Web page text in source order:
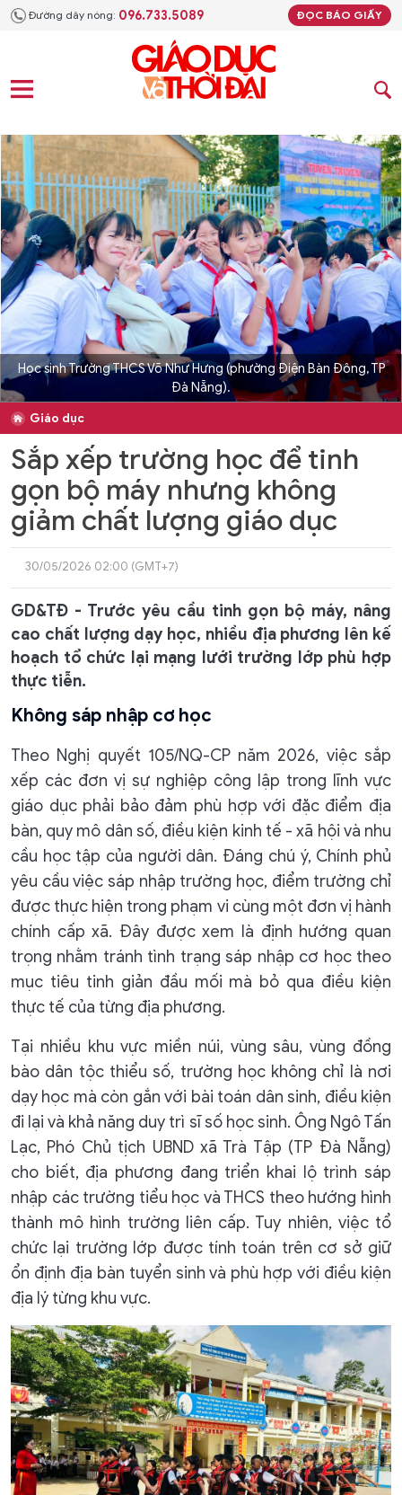
Đường dây nóng: 096.733.5089 ĐỌC BÁO GIẤY
Học sinh Trường THCS Võ Như Hưng (phường Điện Bàn Đông, TP
Đà Nẵng).
Giáo dục
Sắp xếp trường học để tinh
gọn bộ máy nhưng không
giảm chất lượng giáo dục
30/05/2026 02:00 (GMT+7)
GD&TĐ - Trước yêu cầu tinh gọn bộ máy, nâng
cao chất lượng dạy học, nhiều địa phương lên kế
hoạch tổ chức lại mạng lưới trường lớp phù hợp
thực tiễn.
Không sáp nhập cơ học
Theo Nghị quyết 105/NQ-CP năm 2026, việc sắp
xếp các đơn vị sự nghiệp công lập trong lĩnh vực
giáo dục phải bảo đảm phù hợp với đặc điểm địa
bàn, quy mô dân số, điều kiện kinh tế - xã hội và nhu
cầu học tập của người dân. Đáng chú ý, Chính phủ
yêu cầu việc sáp nhập trường học, điểm trường chỉ
được thực hiện trong phạm vi cùng một đơn vị hành
chính cấp xã. Đây được xem là định hướng quan
trọng nhằm tránh tình trạng sáp nhập cơ học theo
mục tiêu tinh giản đầu mối mà bỏ qua điều kiện
thực tế của từng địa phương.
Tại nhiều khu vực miền núi, vùng sâu, vùng đồng
bào dân tộc thiểu số, trường học không chỉ là nơi
dạy học mà còn gắn với bài toán dân sinh, điều kiện
đi lại và khả năng duy trì sĩ số học sinh. Ông Ngô Tấn
Lạc, Phó Chủ tịch UBND xã Trà Tập (TP Đà Nẵng)
cho biết, địa phương đang triển khai lộ trình sáp
nhập các trường tiểu học và THCS theo hướng hình
thành mô hình trường liên cấp. Tuy nhiên, việc tổ
chức lại trường lớp được tính toán trên cơ sở giữ
ổn định địa bàn tuyển sinh và phù hợp với điều kiện
địa lý từng khu vực.